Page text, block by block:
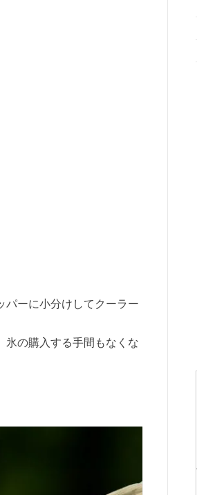
パーに小分けしてクーラー
氷の購入する手間もなくな